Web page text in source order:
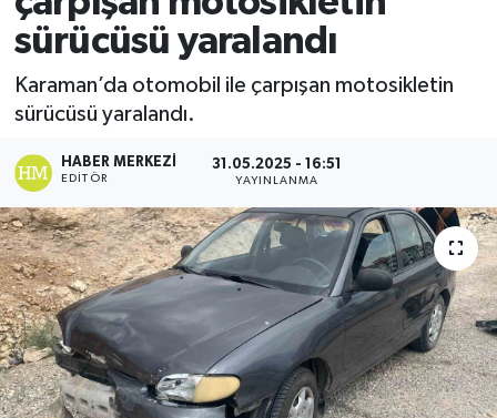
sürücüsü yaralandı
Karaman’da otomobil ile çarpışan motosikletin
sürücüsü yaralandı.
HABER MERKEZI
EDITÖR
31.05.2025 - 16:51
YAYINLANMA
Ekonomi
Sağlık
Tokat Haber